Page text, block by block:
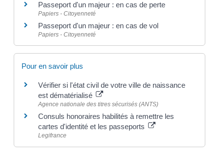
Passeport d'un majeur : en cas de perte
Papiers - Citoyenneté
Passeport d'un majeur : en cas de vol
Papiers - Citoyenneté
Pour en savoir plus
Vérifier si l'état civil de votre ville de naissance
est dématérialisé
Agence nationale des titres sécurisés (ANTS)
Consuls honoraires habilités à remettre les
cartes d'identité et les passeports
Legifrance